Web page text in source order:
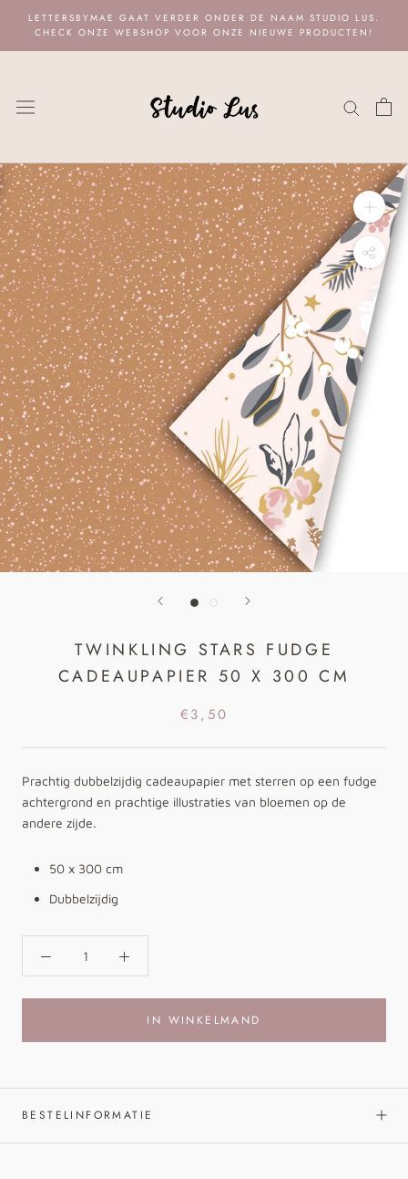
content
LETTERSBYMAE GAAT VERDER ONDER DE NAAM STUDIO LUS.
CHECK ONZE WEBSHOP VOOR ONZE NIEUWE PRODUCTEN!
TWINKLING STARS FUDGE
CADEAUPAPIER 50 X 300 CM
€3,50
Prachtig dubbelzijdig cadeaupapier met sterren op een fudge
achtergrond en prachtige illustraties van bloemen op de
andere zijde.
50 x 300 cm
Dubbelzijdig
IN WINKELMAND
BESTELINFORMATIE